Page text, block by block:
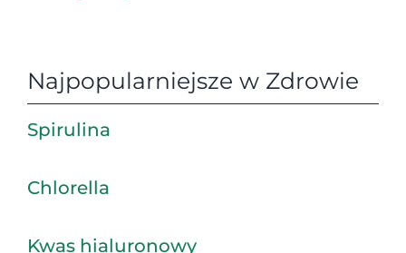
Najpopularniejsze w Zdrowie
Spirulina
Chlorella
Kwas hialuronowy